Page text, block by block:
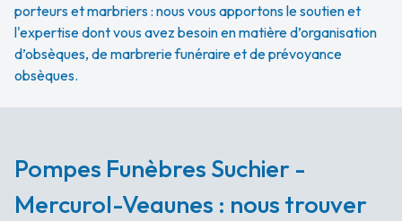
porteurs et marbriers : nous vous apportons le soutien et
l'expertise dont vous avez besoin en matière d’organisation
d’obsèques, de marbrerie funéraire et de prévoyance
obsèques.
Pompes Funèbres Suchier -
Mercurol-Veaunes : nous trouver